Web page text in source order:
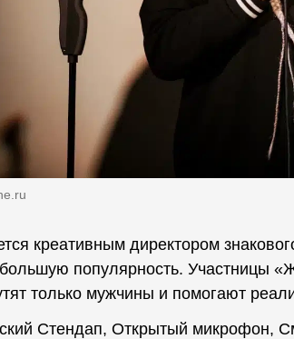
креативным директором
популярность. Участницы
только мужчины и помогают
Стендап, Открытый микрофон,